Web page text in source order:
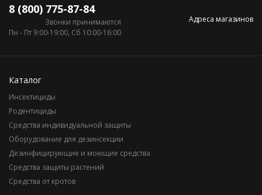
Адреса магазинов
8 (800) 775-87-84
Звонки принимаются
Пн - Пт 9:00-19:00, Сб 10:00-16:00
Каталог
Инсектициды
Родентициды
Средства индивидуальной защиты
Оборудование для дезинсекции
Дезинфицирующие и моющие средства
Средства защиты растений
Средства от кротов